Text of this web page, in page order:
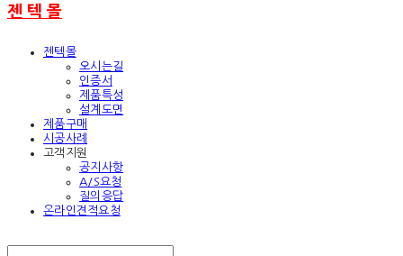
젠 텍 몰
젠텍몰
오시는길
인증서
제품특성
설계도면
제품구매
시공사례
고객지원
공지사항
A/S요청
질의응답
온라인견적요청